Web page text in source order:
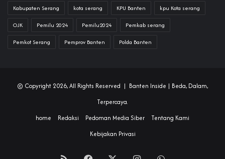
Kabupaten Serang kota serang KPU Banten kpu Kota serang
OJK Pemilu 2024 Pemilu2024 Pemkab serang
Pemkot Serang Pemprov Banten Polda Banten
© Copyright 2026, All Rights Reserved | Banten Inside | Beda, Dalam,
Terpercaya.
home
Redaksi Pedoman Media Siber
Tentang Kami
Kebijakan Privasi